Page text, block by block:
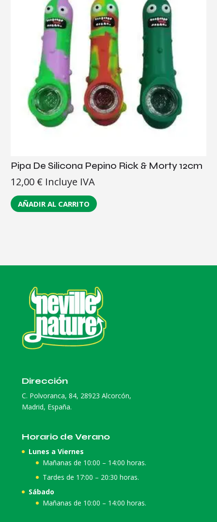
Pipa De Silicona Pepino Rick & Morty 12cm
12,00 € Incluye IVA
AÑADIR AL CARRITO
Dirección
C. Polvoranca, 84, 28923 Alcorcón,
Madrid, España.
Horario de Verano
Lunes a Viernes
Mañanas de 10:00 – 14:00 horas.
Tardes de 17:00 – 20:30 horas.
Sábado
Mañanas de 10:00 – 14:00 horas.